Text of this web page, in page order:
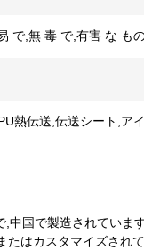
で,無 毒 で,有害 な も
熱伝送,伝送シート,ア
国で製造されてい
はカスタマイズされ